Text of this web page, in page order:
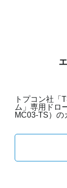
トプコン社「
ム」専用ドロ
MC03-TS）の